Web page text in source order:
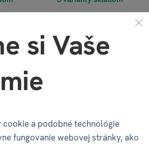
−81 %
Tričko - Nevesta
si Vaše
cookie a podobné technológie
fungovanie webovej stránky, ako